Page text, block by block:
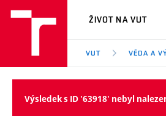
VUT
ŽIVOT NA VUT
VUT VĚDA A
Výsledek s ID '63918' nebyl